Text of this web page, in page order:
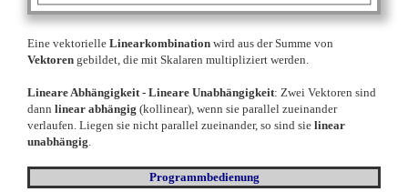
Eine vektorielle Linearkombination wird aus der Summe von
Vektoren gebildet, die mit Skalaren multipliziert werden.
Lineare Abhängigkeit - Lineare Unabhängigkeit: Zwei Vektoren sind
dann linear abhängig (kollinear), wenn sie parallel zueinander
verlaufen. Liegen sie nicht parallel zueinander, so sind sie linear
unabhängig.
Programmbedienung